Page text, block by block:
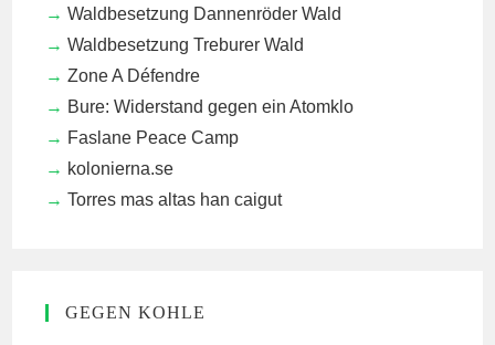
Waldbesetzung Dannenröder Wald
Waldbesetzung Treburer Wald
Zone A Défendre
Bure: Widerstand gegen ein Atomklo
Faslane Peace Camp
kolonierna.se
Torres mas altas han caigut
GEGEN KOHLE